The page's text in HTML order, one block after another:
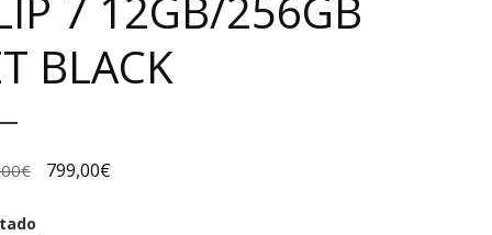
BLACK
€ 799,00€